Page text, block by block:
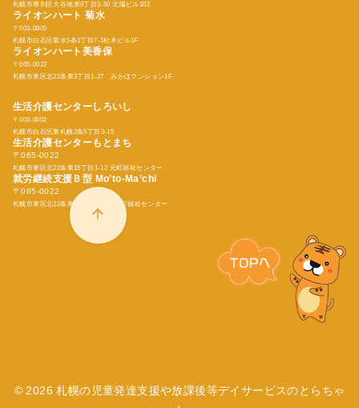
札幌市厚別区大谷地東6丁目3-50 北陽ビル102
ライオンハート 菊水
〒003-0805
札幌市白石区菊水5条1丁目7-1松本ビル1F
ライオンハート美香保
〒065-0022
札幌市東区北22条東3丁目1-27 みかほマンション1F
生活介護センターしろいし
〒003-0002
札幌市白石区東札幌2条5丁目3-15
生活介護センターもとまち
〒065-0022
札幌市東区北22条東15丁目1-12 元町福祉センター
就労継続支援Ｂ型 Mo’to-Ma’chi
〒065-0022
札幌市東区北22条東15丁目1-12 元町福祉センター
© 2026札幌の児童発達支援や放課後等デイサービスのとらちゃ